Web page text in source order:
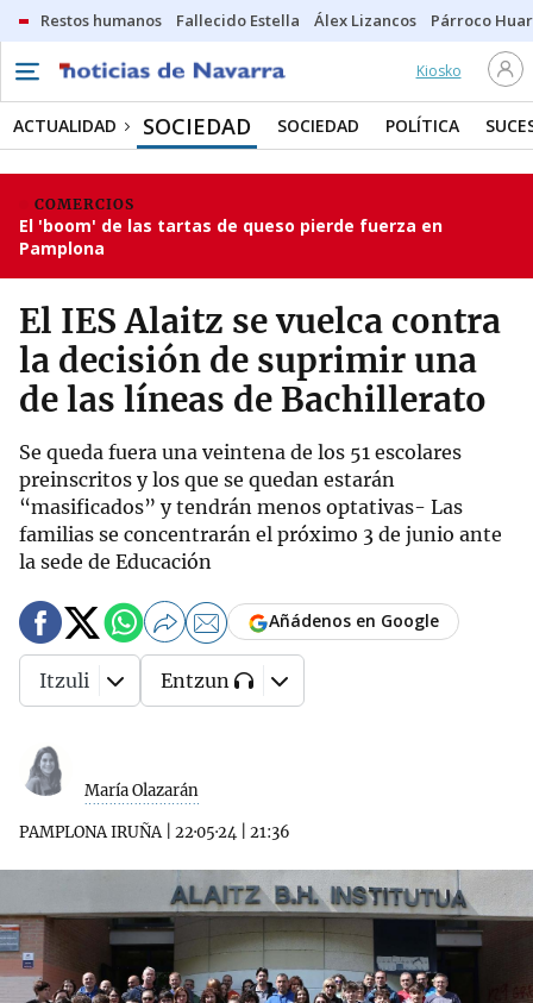
Restos humanos Fallecido Estella Álex Lizancos Párroco
Kiosko
ACTUALIDAD SOCIEDAD SOCIEDAD POLÍTICA
COMERCIOS
El 'boom' de las tartas de queso pierde fuerza en
Pamplona
El IES Alaitz se vuelca contra
la decisión de suprimir una
de las líneas de Bachillerato
Se queda fuera una veintena de los 51 escolares
preinscritos y los que se quedan estarán
“masificados” y tendrán menos optativas- Las
familias se concentrarán el próximo 3 de junio ante
la sede de Educación
María Olazarán
PAMPLONA IRUÑA| 22·05·24 21:36
Añádenos en Google
Itzuli Entzun